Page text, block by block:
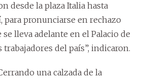
desde la plaza Italia hasta
para pronunciarse en rechazo
se lleva adelante en el Palacio de
trabajadores del país”, indicaron.
una calzada de la